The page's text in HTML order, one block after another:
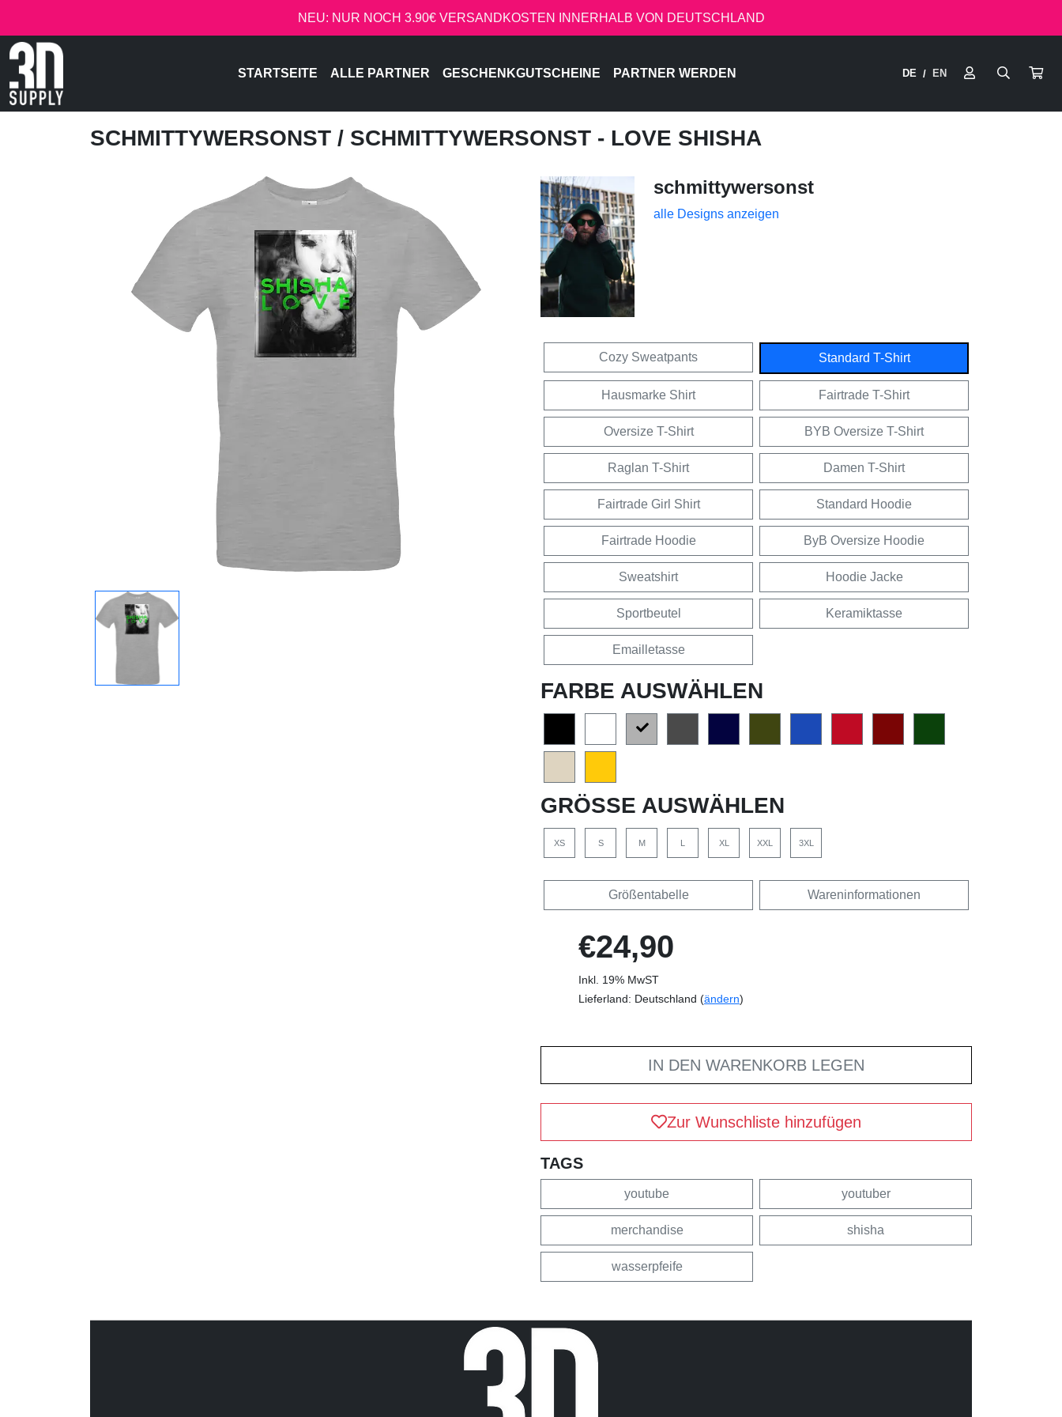
NEU: NUR NOCH 3.90€ VERSANDKOSTEN INNERHALB VON DEUTSCHLAND
STARTSEITE ALLE PARTNER GESCHENKGUTSCHEINE PARTNER WERDEN DE / EN
SCHMITTYWERSONST / SCHMITTYWERSONST - LOVE SHISHA
schmittywersonst
alle Designs anzeigen
Cozy Sweatpants Standard T-Shirt
Hausmarke Shirt Fairtrade T-Shirt
Oversize T-Shirt BYB Oversize T-Shirt
Raglan T-Shirt Damen T-Shirt
Fairtrade Girl Shirt Standard Hoodie
Fairtrade Hoodie ByB Oversize Hoodie
Sweatshirt Hoodie Jacke
Sportbeutel Keramiktasse
Emailletasse
FARBE AUSWÄHLEN
GRÖSSE AUSWÄHLEN
XS S M L XL XXL 3XL
Größentabelle Wareninformationen
€24,90
Inkl. 19% MwST
Lieferland: Deutschland (ändern)
IN DEN WARENKORB LEGEN
Zur Wunschliste hinzufügen
TAGS
youtube youtuber
merchandise shisha
wasserpfeife